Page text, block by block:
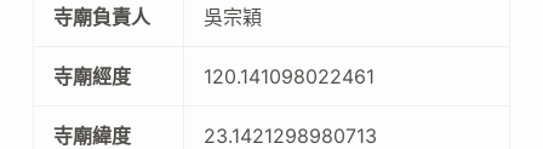
寺廟負責人 吳宗穎
寺廟經度 120.141098022461
寺廟緯度 23.1421298980713